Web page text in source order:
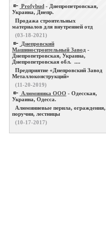
Profybud - Днепропетровская,
Украина, Днепр.
Продажа строительных
материалов для внутренней отд
(03-18-2021)
Днепровский
Машиностроительный Завод -
Днепропетровская, Украина,
Днепропетровская обл. ....
Предприятие «Днепровский Завод
Металлоконструкций»
(11-20-2019)
Алюминика ООО - Одесская,
Украина, Одесса.
Алюминиевые перила, ограждения,
поручни, лестницы
(10-17-2017)